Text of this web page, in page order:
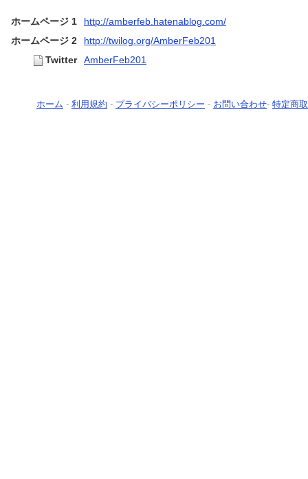
ホームページ 1
http://amberfeb.hatenablog.com/
ホームページ 2
http://twilog.org/AmberFeb201
Twitter
AmberFeb201
ホーム - 利用規約 - プライバシーポリシー - お問い合わせ- 特定商